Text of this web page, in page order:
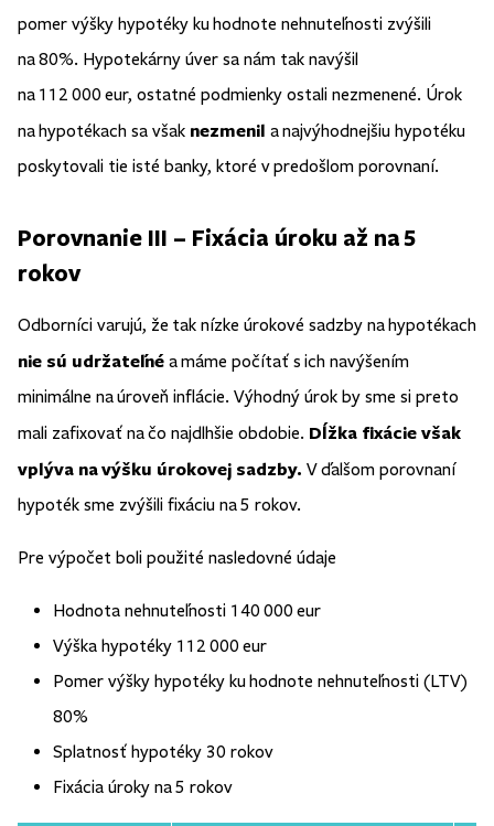
pomer výšky hypotéky ku hodnote nehnuteľnosti zvýšili
na 80%. Hypotekárny úver sa nám tak navýšil
na 112 000 eur, ostatné podmienky ostali nezmenené. Úrok
na hypotékach sa však nezmenil a najvýhodnejšiu hypotéku
poskytovali tie isté banky, ktoré v predošlom porovnaní.
Porovnanie III – Fixácia úroku až na 5
rokov
Odborníci varujú, že tak nízke úrokové sadzby na hypotékach
nie sú udržateľné a máme počítať s ich navýšením
minimálne na úroveň inflácie. Výhodný úrok by sme si preto
mali zafixovať na čo najdlhšie obdobie. Dĺžka fixácie však
vplýva na výšku úrokovej sadzby. V ďalšom porovnaní
hypoték sme zvýšili fixáciu na 5 rokov.
Pre výpočet boli použité nasledovné údaje
Hodnota nehnuteľnosti 140 000 eur
Výška hypotéky 112 000 eur
Pomer výšky hypotéky ku hodnote nehnuteľnosti (LTV)
80%
Splatnosť hypotéky 30 rokov
Fixácia úroky na 5 rokov